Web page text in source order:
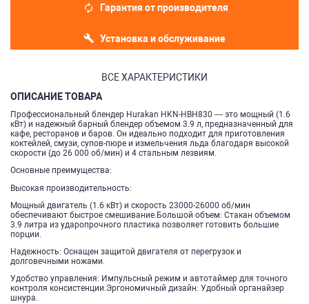
Гарантия от производителя
Установка и обслуживание
ВСЕ ХАРАКТЕРИСТИКИ
ОПИСАНИЕ ТОВАРА
Профессиональный блендер Hurakan HKN-HBH830 — это мощный (1.6
кВт) и надежный барный блендер объемом 3.9 л, предназначенный для
кафе, ресторанов и баров. Он идеально подходит для приготовления
коктейлей, смузи, супов-пюре и измельчения льда благодаря высокой
скорости (до 26 000 об/мин) и 4 стальным лезвиям.
Основные преимущества:
Высокая производительность:
Мощный двигатель (1.6 кВт) и скорость 23000-26000 об/мин
обеспечивают быстрое смешивание.Большой объем: Стакан объемом
3.9 литра из ударопрочного пластика позволяет готовить большие
порции.
Надежность: Оснащен защитой двигателя от перегрузок и
долговечными ножами.
Удобство управления: Импульсный режим и автотаймер для точного
контроля консистенции.Эргономичный дизайн: Удобный органайзер
шнура.